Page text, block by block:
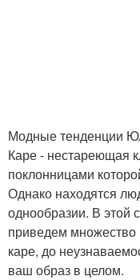
Модные тенденции
Каре - нестареющая
поклонницами
Однако находятся
однообразии. В этой
приведем множество
каре, до
ваш образ в целом.